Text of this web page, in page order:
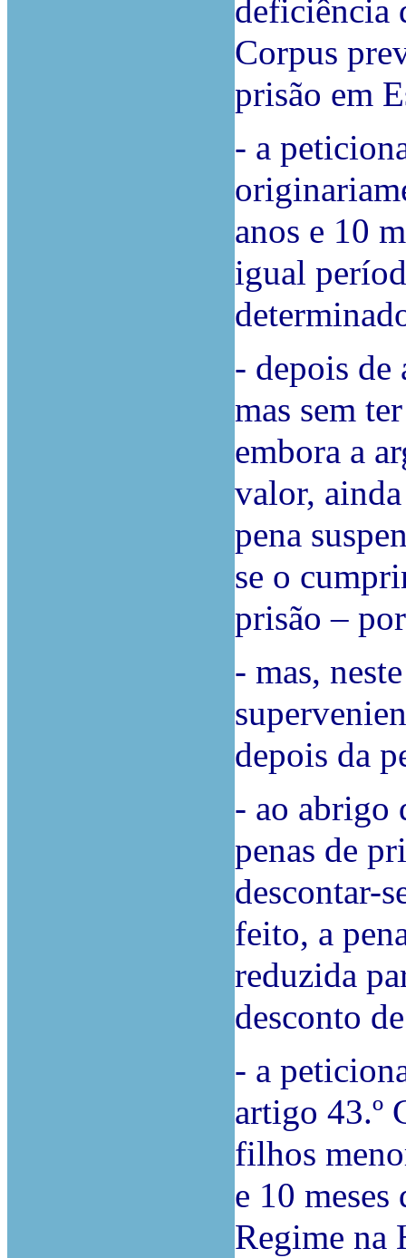
deficiência
Corpus
prisão em
- a
anos e 10
igual
- depois de
mas sem
embora a
valor,
pena
se o
prisão –
- mas,
depois da
- ao abrigo
penas de
descontar-
feito, a
reduzida
desconto
- a
artigo 43.º
filhos
e 10
Regime na